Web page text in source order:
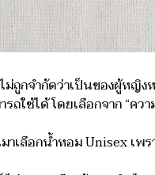
ถูกจำกัดว่าเป็นของผู้หญิง
ถใช้ได้ โดยเลือกจาก “คว
ลือกน้ำหอม Unisex เพร